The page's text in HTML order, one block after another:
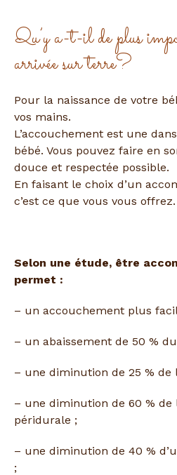
Qu’y a-t-il de plus
arrivée sur terre?
Pour la naissance de votre
vos mains.
L’accouchement est une
bébé. Vous pouvez faire en
douce et respectée possible.
En faisant le choix d’un
c’est ce que vous vous offrez.
Selon une étude, être
permet :
– un accouchement plus
– un abaissement de 50 %
– une diminution de 25 % de
– une diminution de 60 % de
péridurale ;
– une diminution de 40 %
;